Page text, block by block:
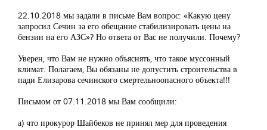
22.10.2018 мы задали в письме Вам вопрос: «Какую цену
запросил Сечин за его обещание стабилизировать цены на
бензин на его АЗС»? Но ответа от Вас не получили. Почему?
Уверен, что Вам не нужно объяснять, что такое муссонный
климат. Полагаем, Вы обязаны не допустить строительства в
пади Елизарова сечинского смертельноопасного объекта!!!
Письмом от 07.11.2018 мы Вам сообщили:
а) что прокурор Шайбеков не принял мер для проведения